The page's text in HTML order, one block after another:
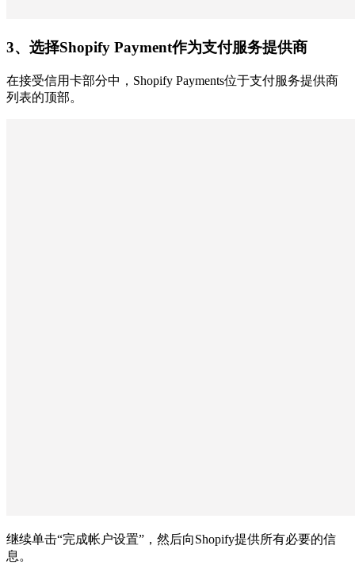
3、选择Shopify Payment作为支付服务提供商
在接受信用卡部分中，Shopify Payments位于支付服务提供商
列表的顶部。
继续单击“完成帐户设置”，然后向Shopify提供所有必要的信
息。